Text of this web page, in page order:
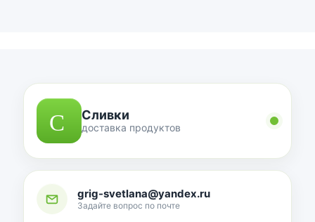
Сливки
доставка продуктов
grig-svetlana@yandex.ru
Задайте вопрос по почте